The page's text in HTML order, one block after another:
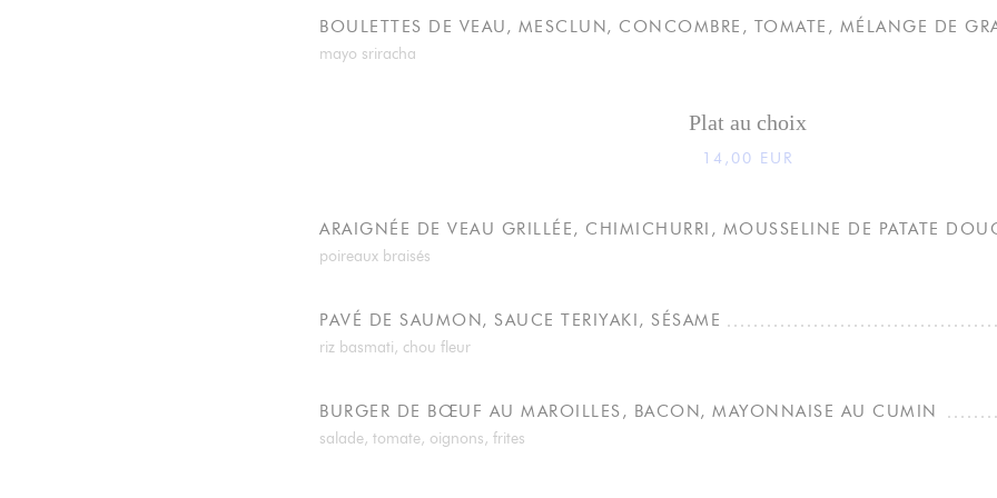
BOULETTES DE VEAU, MESCLUN, CONCOMBRE, TOMATE, MÉLANGE DE
mayo sriracha
Plat au choix
14,00 EUR
ARAIGNÉE DE VEAU GRILLÉE, CHIMICHURRI, MOUSSELINE DE PATATE
poireaux braisés
PAVÉ DE SAUMON, SAUCE TERIYAKI, SÉSAME
riz basmati, chou fleur
BURGER DE BŒUF AU MAROILLES, BACON, MAYONNAISE AU CUMIN
salade, tomate, oignons, frites